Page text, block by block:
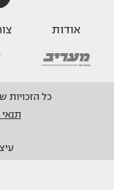
אודות
כל הזכויות שמורות © 2014